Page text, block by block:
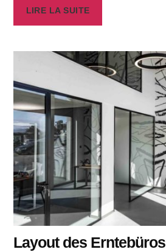
LIRE LA SUITE
Layout des Erntebüros